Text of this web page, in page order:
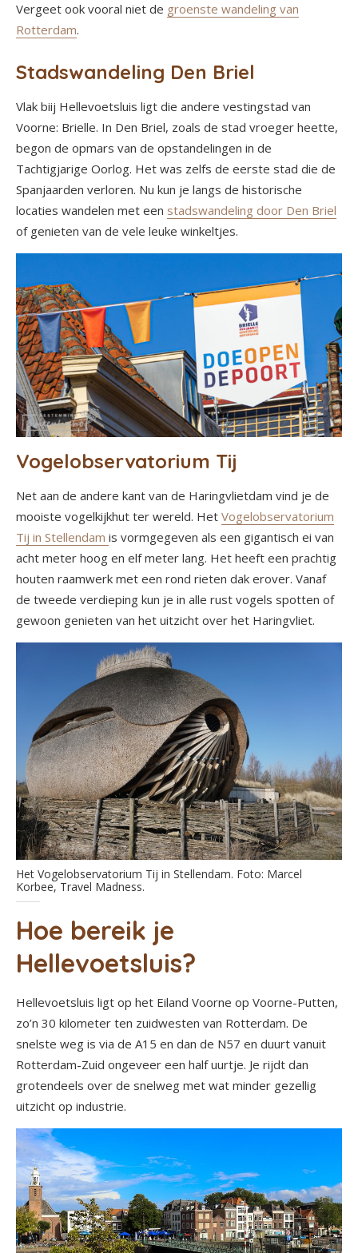
Vergeet ook vooral niet de groenste wandeling van
Rotterdam.
Stadswandeling Den Briel
Vlak biij Hellevoetsluis ligt die andere vestingstad van
Voorne: Brielle. In Den Briel, zoals de stad vroeger heette,
begon de opmars van de opstandelingen in de
Tachtigjarige Oorlog. Het was zelfs de eerste stad die de
Spanjaarden verloren. Nu kun je langs de historische
locaties wandelen met een stadswandeling door Den Briel
of genieten van de vele leuke winkeltjes.
Vogelobservatorium Tij
Net aan de andere kant van de Haringvlietdam vind je de
mooiste vogelkijkhut ter wereld. Het Vogelobservatorium
Tij in Stellendam is vormgegeven als een gigantisch ei van
acht meter hoog en elf meter lang. Het heeft een prachtig
houten raamwerk met een rond rieten dak erover. Vanaf
de tweede verdieping kun je in alle rust vogels spotten of
gewoon genieten van het uitzicht over het Haringvliet.
Het Vogelobservatorium Tij in Stellendam. Foto: Marcel
Korbee, Travel Madness.
Hoe bereik je
Hellevoetsluis?
Hellevoetsluis ligt op het Eiland Voorne op Voorne-Putten,
zo’n 30 kilometer ten zuidwesten van Rotterdam. De
snelste weg is via de A15 en dan de N57 en duurt vanuit
Rotterdam-Zuid ongeveer een half uurtje. Je rijdt dan
grotendeels over de snelweg met wat minder gezellig
uitzicht op industrie.